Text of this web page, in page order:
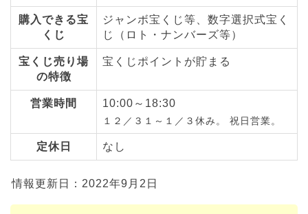
購入できる宝
くじ
ジャンボ宝くじ等、数字選択式宝く
じ（ロト・ナンバーズ等）
宝くじ売り場
の特徴
宝くじポイントが貯まる
営業時間 10:00～18:30
１２／３１～１／３休み。 祝日営業。
定休日 なし
情報更新日：2022年9月2日